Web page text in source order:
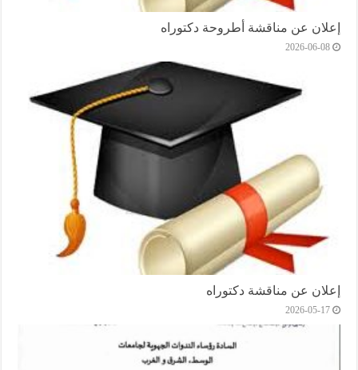
إعلان عن مناقشة أطروحة دكتوراه
2026-06-08
إعلان عن مناقشة دكتوراه
2026-05-17